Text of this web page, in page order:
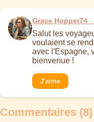
Grace Hopper74 -
Salut les
voulaient se
avec l'Espagne,
bienvenue !
J'aime
Commentaires (8)